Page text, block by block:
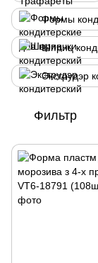
Формы
Шприц
Экструдэр
Фильтр